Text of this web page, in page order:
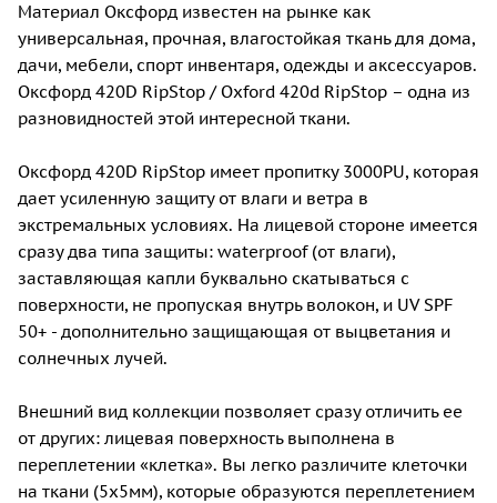
Материал Оксфорд известен на рынке как
универсальная, прочная, влагостойкая ткань для дома,
дачи, мебели, спорт инвентаря, одежды и аксессуаров.
Оксфорд 420D RipStop / Oxford 420d RipStop – одна из
разновидностей этой интересной ткани.
Оксфорд 420D RipStop имеет пропитку 3000PU, которая
дает усиленную защиту от влаги и ветра в
экстремальных условиях. На лицевой стороне имеется
сразу два типа защиты: waterproof (от влаги),
заставляющая капли буквально скатываться с
поверхности, не пропуская внутрь волокон, и UV SPF
50+ - дополнительно защищающая от выцветания и
солнечных лучей.
Внешний вид коллекции позволяет сразу отличить ее
от других: лицевая поверхность выполнена в
переплетении «клетка». Вы легко различите клеточки
на ткани (5х5мм), которые образуются переплетением